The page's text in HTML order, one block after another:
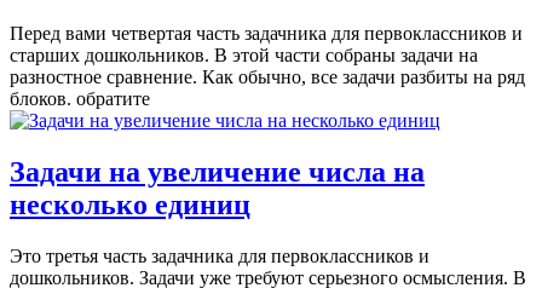
Перед вами четвертая часть задачника для первоклассников и
старших дошкольников. В этой части собраны задачи на
разностное сравнение. Как обычно, все задачи разбиты на ряд
блоков. обратите
Задачи на увеличение числа на
несколько единиц
Это третья часть задачника для первоклассников и
дошкольников. Задачи уже требуют серьезного осмысления. В